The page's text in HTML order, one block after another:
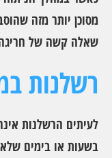
מסוכן יותר מזה
שאלה קשה של
רשלנות
לעיתים הרשלנות
בשעות או בימים